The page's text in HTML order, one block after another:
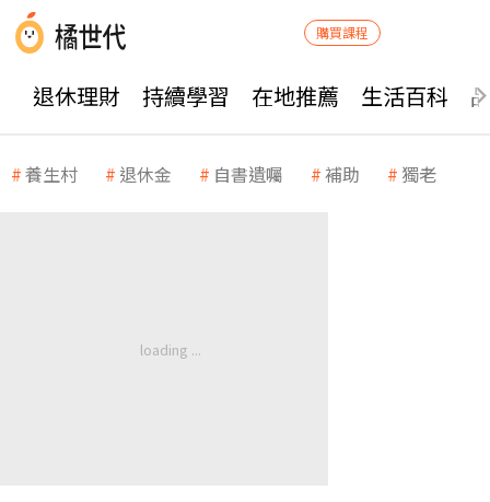
購買課程
退休理財 持續學習 在地推薦 生活百科
養生村 退休金 自書遺囑 補助 獨老